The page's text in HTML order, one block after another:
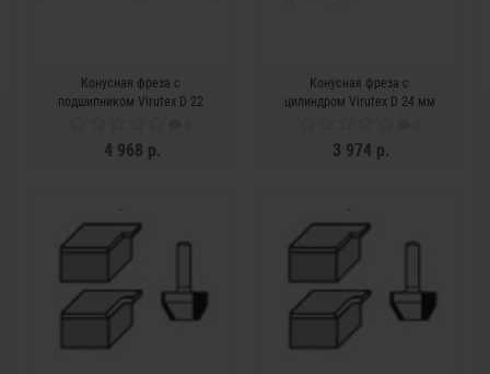
Конусная фреза с
подшипником Virutex D 22
4 968 р.
Конусная фреза с
цилиндром Virutex D 24 мм
3 974 р.